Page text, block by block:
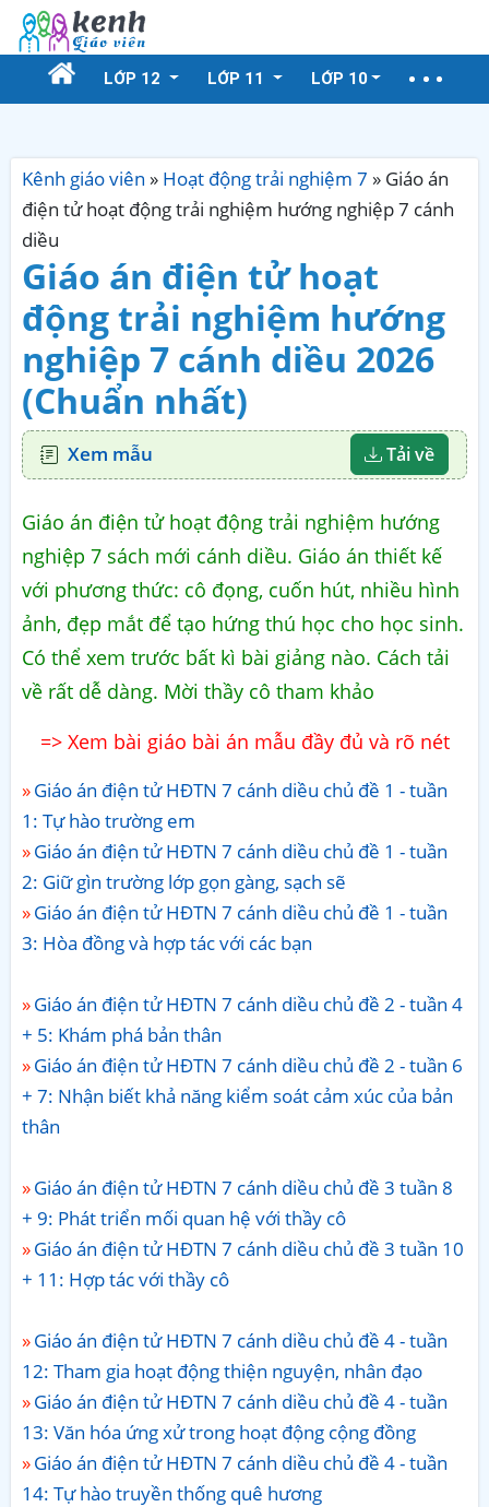
LỚP 12 LỚP 11 LỚP 10
Kênh giáo viên » Hoạt động trải nghiệm 7 » Giáo án
điện tử hoạt động trải nghiệm hướng nghiệp 7 cánh
diều
Giáo án điện tử hoạt
động trải nghiệm hướng
nghiệp 7 cánh diều 2026
(Chuẩn nhất)
Xem mẫu Tải về
Giáo án điện tử hoạt động trải nghiệm hướng
nghiệp 7 sách mới cánh diều. Giáo án thiết kế
với phương thức: cô đọng, cuốn hút, nhiều hình
ảnh, đẹp mắt để tạo hứng thú học cho học sinh.
Có thể xem trước bất kì bài giảng nào. Cách tải
về rất dễ dàng. Mời thầy cô tham khảo
=> Xem bài giáo bài án mẫu đầy đủ và rõ nét
Giáo án điện tử HĐTN 7 cánh diều chủ đề 1 - tuần
1: Tự hào trường em
Giáo án điện tử HĐTN 7 cánh diều chủ đề 1 - tuần
2: Giữ gìn trường lớp gọn gàng, sạch sẽ
Giáo án điện tử HĐTN 7 cánh diều chủ đề 1 - tuần
3: Hòa đồng và hợp tác với các bạn
Giáo án điện tử HĐTN 7 cánh diều chủ đề 2 - tuần 4
+ 5: Khám phá bản thân
Giáo án điện tử HĐTN 7 cánh diều chủ đề 2 - tuần 6
+ 7: Nhận biết khả năng kiểm soát cảm xúc của bản
thân
Giáo án điện tử HĐTN 7 cánh diều chủ đề 3 tuần 8
+ 9: Phát triển mối quan hệ với thầy cô
Giáo án điện tử HĐTN 7 cánh diều chủ đề 3 tuần 10
+ 11: Hợp tác với thầy cô
Giáo án điện tử HĐTN 7 cánh diều chủ đề 4 - tuần
12: Tham gia hoạt động thiện nguyện, nhân đạo
Giáo án điện tử HĐTN 7 cánh diều chủ đề 4 - tuần
13: Văn hóa ứng xử trong hoạt động cộng đồng
Giáo án điện tử HĐTN 7 cánh diều chủ đề 4 - tuần
14: Tự hào truyền thống quê hương